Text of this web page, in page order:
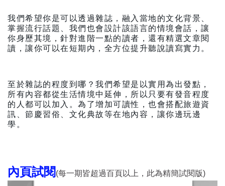
我們希望你是可以透過雜誌，融入當地的文化背景、
掌握流行話題、我們也會設計該語言的情境會話，讓
你身歷其境，針對進階一點的讀者，還有精選文章閱
讀，讓你可以在短期內，全方位提升聽說讀寫實力。
至於雜誌的程度到哪？我們希望是以實用為出發點，
所有內容都從生活情境中延伸，所以只要有發音程度
的人都可以加入。為了增加可讀性，也會搭配旅遊資
訊、節慶習俗、文化典故等在地內容，讓你邊玩邊
學。
內頁試閱 (每一期皆超過百頁以上，此為精簡試閱版)